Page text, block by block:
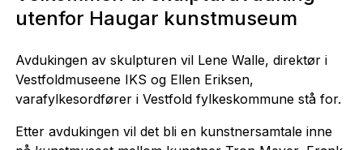
utenfor Haugar kunstmuseum
Avdukingen av skulpturen vil Lene Walle, direktør i
Vestfoldmuseene IKS og Ellen Eriksen,
varafylkesordfører i Vestfold fylkeskommune stå for.
Etter avdukingen vil det bli en kunstnersamtale inne